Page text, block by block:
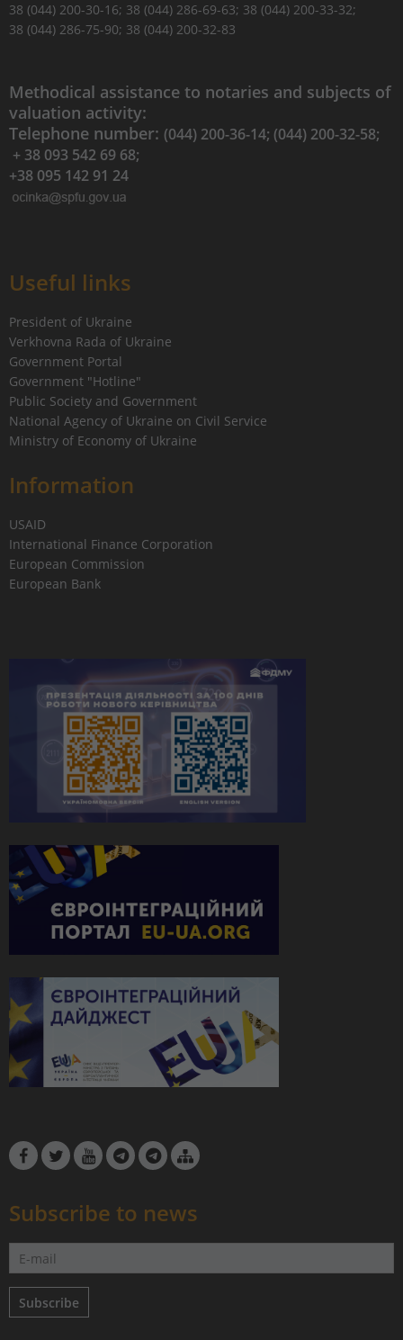
38 (044) 200-30-16; 38 (044) 286-69-63; 38 (044) 200-33-32;
38 (044) 286-75-90; 38 (044) 200-32-83
Methodical assistance to notaries and subjects of
valuation activity:
Telephone number: (044) 200-36-14; (044) 200-32-58;
+ 38 093 542 69 68;
+38 095 142 91 24
Useful links
President of Ukraine
Verkhovna Rada of Ukraine
Government Portal
Government "Hotline"
Public Society and Government
National Agency of Ukraine on Civil Service
Ministry of Economy of Ukraine
Information
USAID
International Finance Corporation
European Commission
European Bank
Subscribe to news
Subscribe